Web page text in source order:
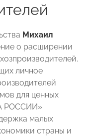
Михаил
о расширении
личное
для ценных
РОССИИ»
малых
страны и